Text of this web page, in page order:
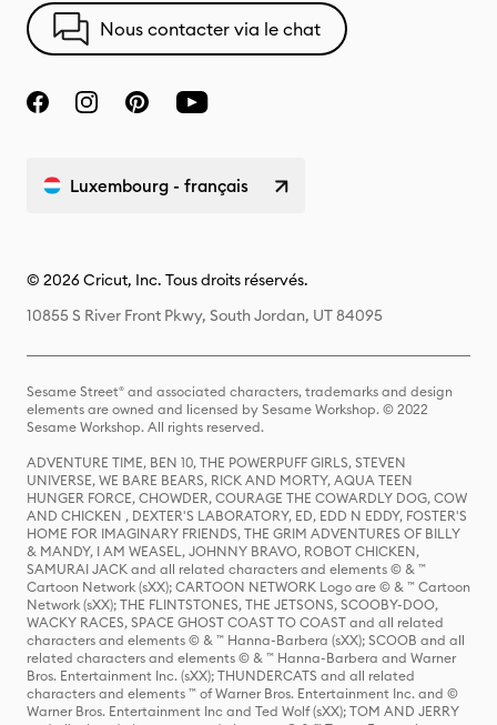
Nous contacter via le chat
Luxembourg - français
© 2026 Cricut, Inc. Tous droits réservés.
10855 S River Front Pkwy, South Jordan, UT 84095
Sesame Street® and associated characters, trademarks and design
elements are owned and licensed by Sesame Workshop. © 2022
Sesame Workshop. All rights reserved.
ADVENTURE TIME, BEN 10, THE POWERPUFF GIRLS, STEVEN
UNIVERSE, WE BARE BEARS, RICK AND MORTY, AQUA TEEN
HUNGER FORCE, CHOWDER, COURAGE THE COWARDLY DOG, COW
AND CHICKEN , DEXTER'S LABORATORY, ED, EDD N EDDY, FOSTER'S
HOME FOR IMAGINARY FRIENDS, THE GRIM ADVENTURES OF BILLY
& MANDY, I AM WEASEL, JOHNNY BRAVO, ROBOT CHICKEN,
SAMURAI JACK and all related characters and elements © & ™
Cartoon Network (sXX); CARTOON NETWORK Logo are © & ™ Cartoon
Network (sXX); THE FLINTSTONES, THE JETSONS, SCOOBY-DOO,
WACKY RACES, SPACE GHOST COAST TO COAST and all related
characters and elements © & ™ Hanna-Barbera (sXX); SCOOB and all
related characters and elements © & ™ Hanna-Barbera and Warner
Bros. Entertainment Inc. (sXX); THUNDERCATS and all related
characters and elements ™ of Warner Bros. Entertainment Inc. and ©
Warner Bros. Entertainment Inc and Ted Wolf (sXX); TOM AND JERRY